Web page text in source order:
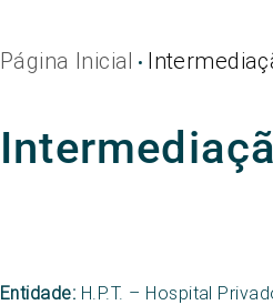
Página Inicial •
Entidade: H.P.T. – Hospital